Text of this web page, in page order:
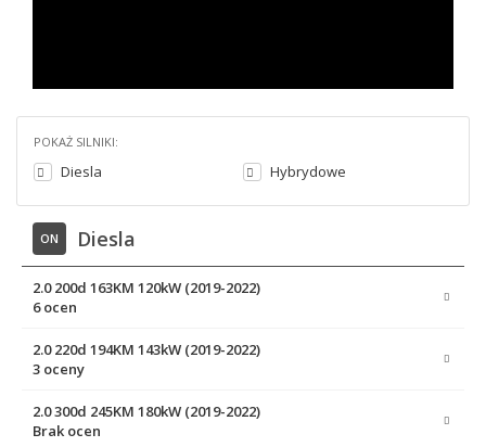
POKAŻ SILNIKI:
Diesla Hybrydowe
ON Diesla
2.0 200d 163KM 120kW (2019-2022)
6 ocen
2.0 220d 194KM 143kW (2019-2022)
3 oceny
2.0 300d 245KM 180kW (2019-2022)
Brak ocen